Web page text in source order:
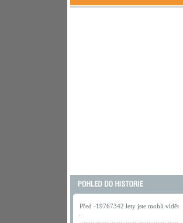
Před -19767342 lety jste mohli vidět